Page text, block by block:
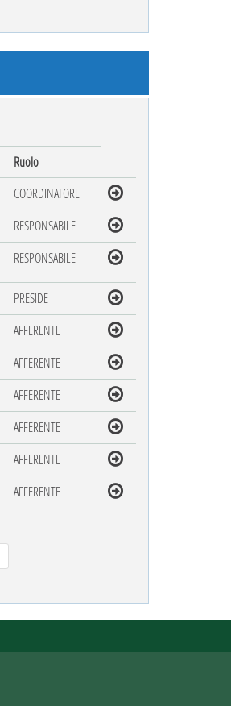
Ruolo
COORDINATORE
RESPONSABILE
RESPONSABILE
PRESIDE
AFFERENTE
AFFERENTE
AFFERENTE
AFFERENTE
AFFERENTE
AFFERENTE